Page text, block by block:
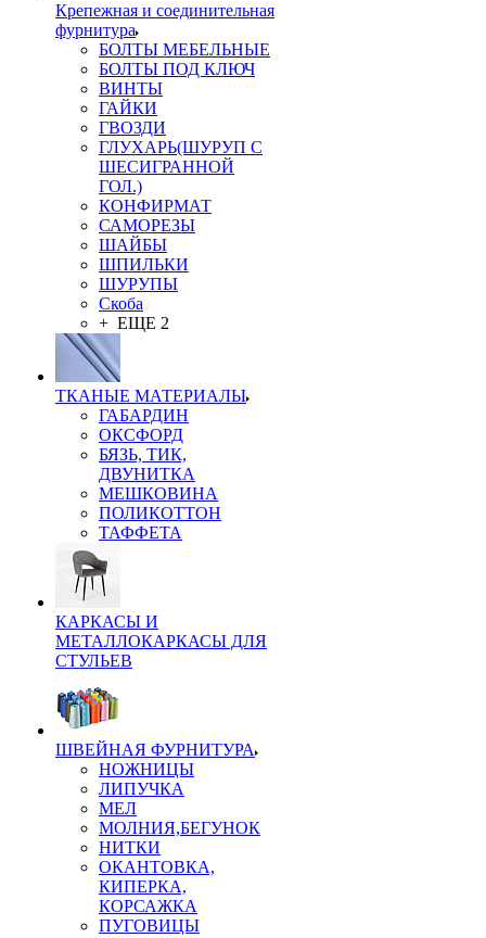
Крепежная и соединительная
фурнитура
БОЛТЫ МЕБЕЛЬНЫЕ
БОЛТЫ ПОД КЛЮЧ
ВИНТЫ
ГАЙКИ
ГВОЗДИ
ГЛУХАРЬ(ШУРУП С
ШЕСИГРАННОЙ
ГОЛ.)
КОНФИРМАТ
САМОРЕЗЫ
ШАЙБЫ
ШПИЛЬКИ
ШУРУПЫ
Скоба
+ ЕЩЕ 2
ТКАНЫЕ МАТЕРИАЛЫ
ГАБАРДИН
ОКСФОРД
БЯЗЬ, ТИК,
ДВУНИТКА
МЕШКОВИНА
ПОЛИКОТТОН
ТАФФЕТА
КАРКАСЫ И
МЕТАЛЛОКАРКАСЫ ДЛЯ
СТУЛЬЕВ
ШВЕЙНАЯ ФУРНИТУРА
НОЖНИЦЫ
ЛИПУЧКА
МЕЛ
МОЛНИЯ,БЕГУНОК
НИТКИ
ОКАНТОВКА,
КИПЕРКА,
КОРСАЖКА
ПУГОВИЦЫ